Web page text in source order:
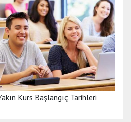
Kurs Başlangıç Tarihleri